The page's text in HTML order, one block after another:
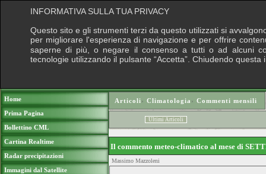
Home
Prima Pagina
Bollettino CML
Cartina Realtime
Radar precipitazioni
Immagini dal Satellite
Articoli› Climatologia › Commenti mensili
Ultimi Articoli
Il commento meteo-climatico al mese di
Massimo Mazzoleni
INFORMATIVA SULLA TUA PRIVACY
Questo sito e gli strumenti terzi da questo utilizzati si
per migliorare l'esperienza di navigazione e per offrire
saperne di più, o negare il consenso a tutti o ad alcuni
tecnologie utilizzando il pulsante “Accetta”. Chiudendo